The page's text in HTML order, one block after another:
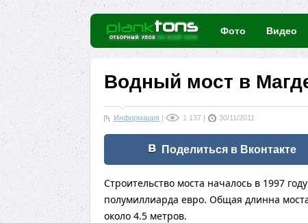
Фото Видео
Водный мост в
Информация | 1 137 | 30/11/2011
Поделиться в Вконтакте
Строительство моста началось в 1997
полумиллиарда евро. Общая длинна
около 4.5 метров.